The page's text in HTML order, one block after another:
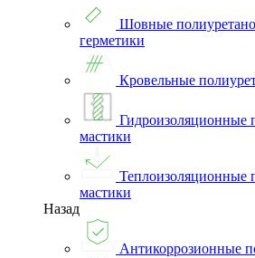
Шовные
герметики
Кровельные
Гидроизоляционные
мастики
Теплоизоляционные
мастики
Назад
Антикоррозионные